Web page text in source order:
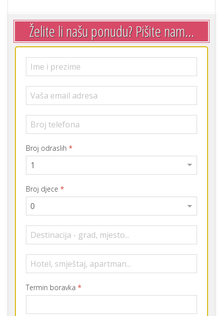
Želite li našu ponudu? Pišite nam...
Broj odraslih *
Broj djece *
Termin boravka *